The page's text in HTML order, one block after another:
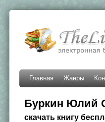
Главная Жанры
Буркин Юлий
скачать книгу